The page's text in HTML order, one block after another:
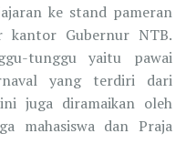
ke stand pameran
kantor Gubernur NTB.
tunggu yaitu pawai
yang terdiri dari
juga diramaikan oleh
mahasiswa dan Praja